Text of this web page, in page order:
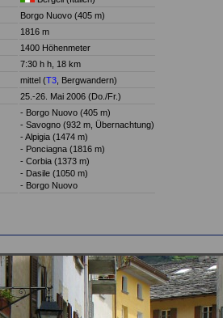
Borgo Nuovo (405 m)
1816 m
1400 Höhenmeter
7:30 h h, 18 km
mittel (T3 , Bergwandern)
25.-26. Mai 2006 (Do./Fr.)
- Borgo Nuovo (405 m)
- Savogno (932 m, Übernachtung)
- Alpigia (1474 m)
- Ponciagna (1816 m)
- Corbia (1373 m)
- Dasile (1050 m)
- Borgo Nuovo